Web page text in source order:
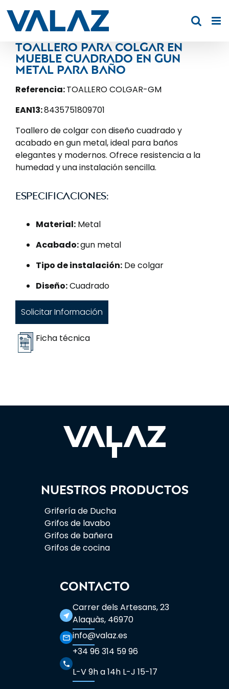
contenido
Toallero para colgar en
mueble cuadrado en gun
metal para baño
Referencia:TOALLERO COLGAR-GM
EAN13:8435751809701
Toallero de colgar con diseño cuadrado y
acabado en gun metal, ideal para baños
elegantes y modernos. Ofrece resistencia a la
humedad y una instalación sencilla.
Especificaciones:
Material: Metal
Acabado:gun metal
Tipo de instalación: De colgar
Diseño:Cuadrado
Solicitar Información
Ficha técnica
Nuestros productos
Grifería de Ducha
Grifos de lavabo
Grifos de bañera
Grifos de cocina
CONTACTO
near_me
Carrer dels Artesans, 23
Alaquàs, 46970
mail_outline info@valaz.es
phone
+34 96 314 59 96
L-V 9h a 14h L-J 15-17